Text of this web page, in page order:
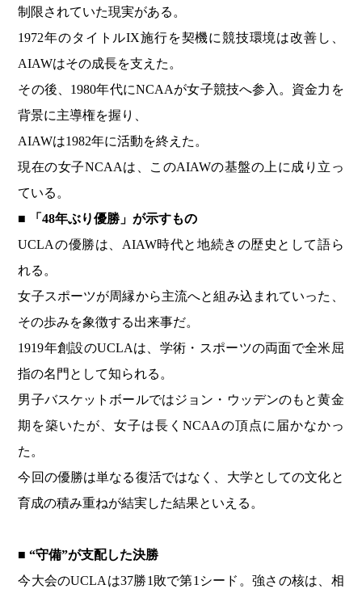
制限されていた現実がある。
1972年のタイトルIX施行を契機に競技環境は改善し、
AIAWはその成長を支えた。
その後、1980年代にNCAAが女子競技へ参入。資金力を
背景に主導権を握り、
AIAWは1982年に活動を終えた。
現在の女子NCAAは、このAIAWの基盤の上に成り立っ
ている。
■ 「48年ぶり優勝」が示すもの
UCLAの優勝は、AIAW時代と地続きの歴史として語ら
れる。
女子スポーツが周縁から主流へと組み込まれていった、
その歩みを象徴する出来事だ。
1919年創設のUCLAは、学術・スポーツの両面で全米屈
指の名門として知られる。
男子バスケットボールではジョン・ウッデンのもと黄金
期を築いたが、女子は長くNCAAの頂点に届かなかっ
た。
今回の優勝は単なる復活ではなく、大学としての文化と
育成の積み重ねが結実した結果といえる。
■ “守備”が支配した決勝
今大会のUCLAは37勝1敗で第1シード。強さの核は、相